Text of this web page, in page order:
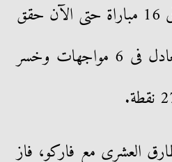
وقاد العشرى فاركو فى 16 مباراة حتى الآن حقق
الفوز فى 8 لقاءات وتعادل فى 6 مواجهات وخسر
طارق العشرى مع فاركو، فاز